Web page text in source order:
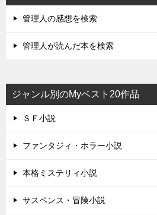
管理人の感想を検索
管理人が読んだ本を検索
ジャンル別のMyベスト20作品
ＳＦ小説
ファンタジィ・ホラー小説
本格ミステリィ小説
サスペンス・冒険小説